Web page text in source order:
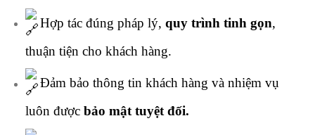
Hợp tác đúng pháp lý, quy trình tinh gọn,
thuận tiện cho khách hàng.
Đảm bảo thông tin khách hàng và nhiệm vụ
luôn được bảo mật tuyệt đối.